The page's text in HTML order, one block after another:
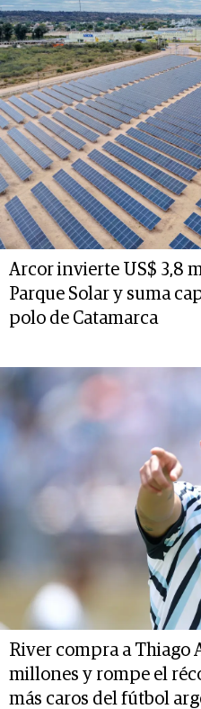
Arcor invierte US$ 3,8
Parque Solar y suma
polo de Catamarca
River compra a Thiago
millones y rompe el
más caros del fútbol